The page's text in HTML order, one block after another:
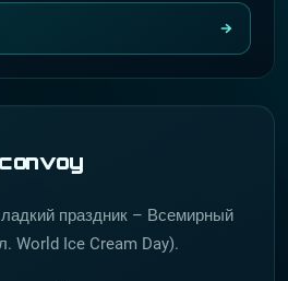
праздник – Всемирный
World Ice Cream Day).